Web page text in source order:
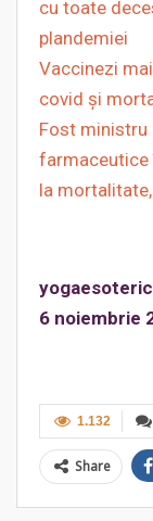
cu toate
plandemiei
Vaccinezi
covid și
Fost ministru
farmaceutice
la
yogaesoteric
6 noiembrie
1.132
Share